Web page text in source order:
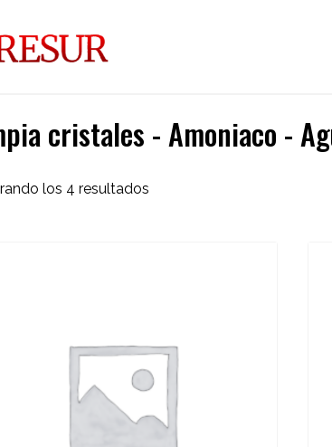
cristales - Amoniaco -
los 4 resultados